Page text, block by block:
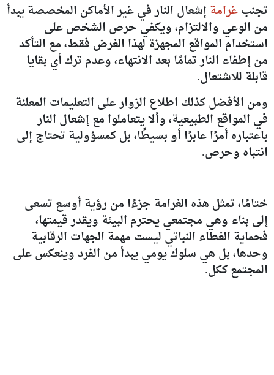
تجنبغرامةإشعال النار في غير الأماكن المخصصة يبدأ
من الوعي والالتزام، ويكفي حرص الشخص على
استخدام المواقع المجهزة لهذا الغرض فقط، مع التأكد
من إطفاء النار تمامًا بعد الانتهاء، وعدم ترك أي بقايا
قابلة للاشتعال.
ومن الأفضل كذلك اطلاع الزوار على التعليمات المعلنة
في المواقع الطبيعية، وألا يتعاملوا مع إشعال النار
باعتباره أمرًا عابرًا أو بسيطًا، بل كمسؤولية تحتاج إلى
انتباه وحرص.
ختامًا، تمثل هذه الغرامة جزءًا من رؤية أوسع تسعى
إلى بناء وهي مجتمعي يحترم البيئة ويقدر قيمتها،
فحماية الغطاء النباتي ليست مهمة الجهات الرقابية
وحدها، بل هي سلوك يومي يبدأ من الفرد وينعكس على
المجتمع ككل.